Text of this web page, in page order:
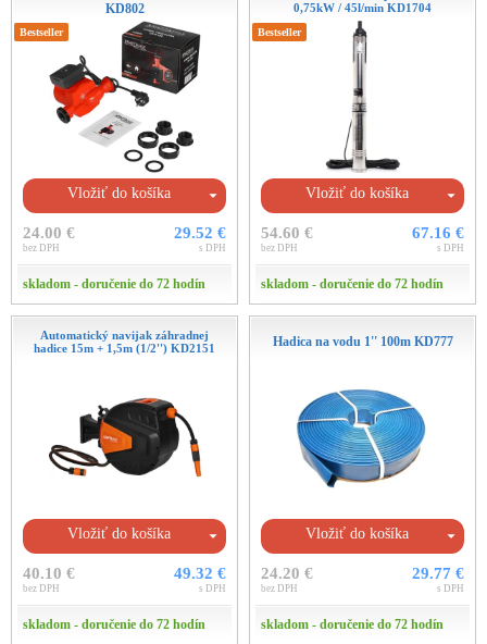
KD802
Bestseller
Vložiť do košíka
24.00 €
bez DPH
29.52 €
s DPH
skladom - doručenie do 72 hodín
0,75kW / 45l/min KD1704
Bestseller
Vložiť do košíka
54.60 €
bez DPH
67.16 €
s DPH
skladom - doručenie do 72 hodín
Automatický navijak záhradnej
hadice 15m + 1,5m (1/2'') KD2151
Vložiť do košíka
40.10 €
bez DPH
49.32 €
s DPH
skladom - doručenie do 72 hodín
Hadica na vodu 1'' 100m KD777
Vložiť do košíka
24.20 €
bez DPH
29.77 €
s DPH
skladom - doručenie do 72 hodín